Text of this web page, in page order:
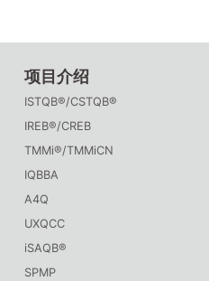
项目介绍
ISTQB®/CSTQB®
IREB®/CREB
TMMi®/TMMiCN
IQBBA
A4Q
UXQCC
iSAQB®
SPMP